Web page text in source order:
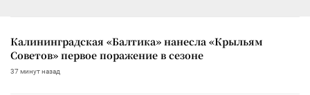
Калининградская «Балтика» нанесла «Крыльям
Советов» первое поражение в сезоне
37 минут назад